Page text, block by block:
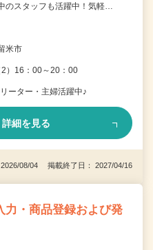
のスタッフも活躍中！気軽…
米市
2）16：00～20：00
ーター・主婦活躍中♪
詳細を見る
2026/08/04 掲載終了日： 2027/04/16
力・商品登録および発